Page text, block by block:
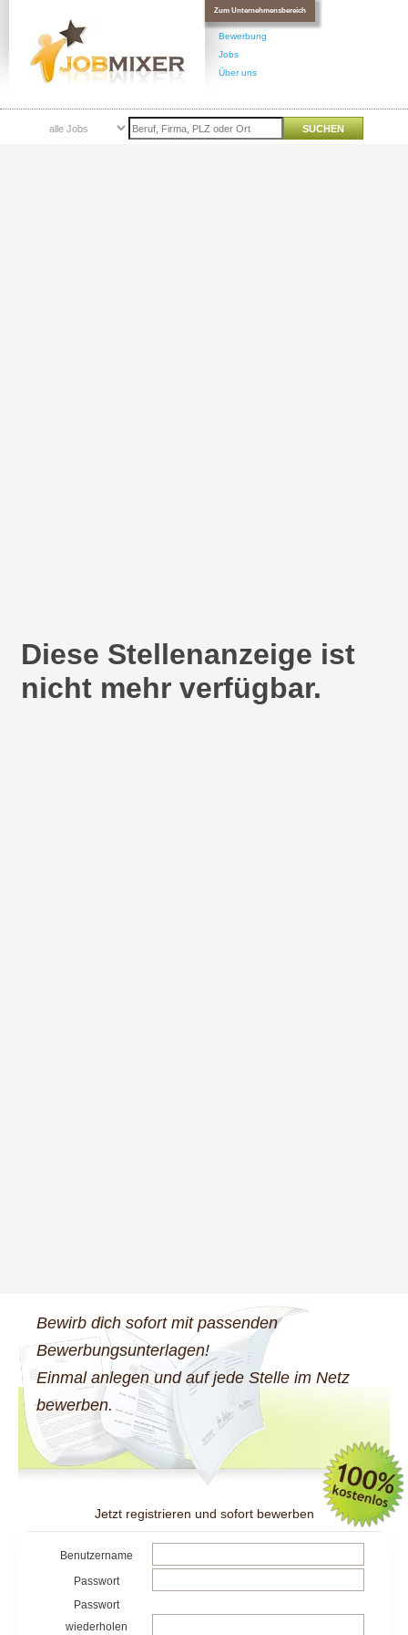
Zum Unternehmensbereich
Bewirb dich sofort mit passenden
Bewerbungsunterlagen!
Einmal anlegen und auf jede Stelle im Netz
bewerben.
Jetzt registrieren und sofort bewerben
Benutzername
Passwort
Passwort
wiederholen
Bewerbung
Jobs
Über uns